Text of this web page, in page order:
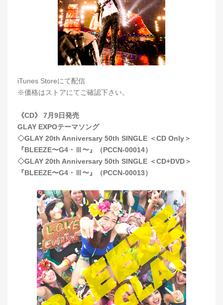
iTunes Storeにて配信
※価格はストアにてご確認下さい。
《CD》 7月9日発売
GLAY EXPOテーマソング
◇GLAY 20th Anniversary 50th SINGLE ＜CD Only＞
『BLEEZE〜G4・Ⅲ〜』（PCCN-00014）
◇GLAY 20th Anniversary 50th SINGLE ＜CD+DVD＞
『BLEEZE〜G4・Ⅲ〜』（PCCN-00013）